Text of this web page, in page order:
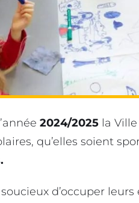
2024/2025 la
qu’elles soient
d’occuper